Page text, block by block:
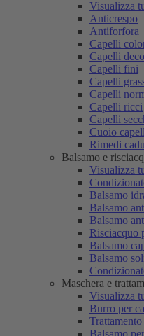
Visualizza
Anticrespo
Antiforfora
Capelli
Capelli
Capelli fini
Capelli
Capelli
Capelli ricci
Capelli
Cuoio
Rimedi
Balsamo e
Visualizza
Balsamo
Balsamo
Balsamo
Risciacquo
Balsamo
Balsamo
Maschera e
Visualizza
Burro per
Balsamo